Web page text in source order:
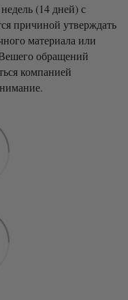
(14 дней) с
причиной утверждать
материала или
обращений
компанией